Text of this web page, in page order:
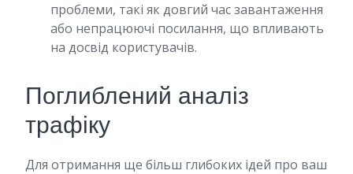
проблеми, такі як довгий час завантаження
або непрацюючі посилання, що впливають
на досвід користувачів.
Поглиблений аналіз
трафіку
Для отримання ще більш глибоких ідей про ваш